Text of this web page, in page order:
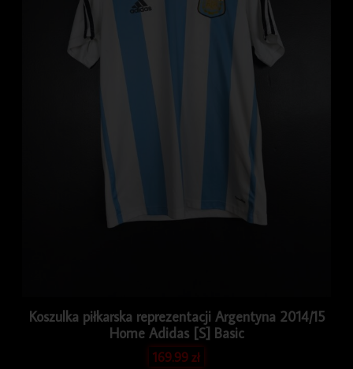
Koszulka piłkarska reprezentacji Argentyna 2014/15
Home Adidas [S] Basic
169.99zł